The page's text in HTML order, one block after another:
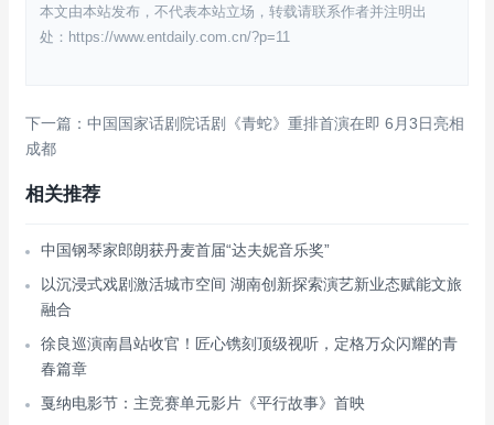
本文由本站发布，不代表本站立场，转载请联系作者并注明出
处：https://www.entdaily.com.cn/?p=11
下一篇：中国国家话剧院话剧《青蛇》重排首演在即 6月3日亮相
成都
相关推荐
中国钢琴家郎朗获丹麦首届“达夫妮音乐奖”
以沉浸式戏剧激活城市空间 湖南创新探索演艺新业态赋能文旅
融合
徐良巡演南昌站收官！匠心镌刻顶级视听，定格万众闪耀的青
春篇章
戛纳电影节：主竞赛单元影片《平行故事》首映